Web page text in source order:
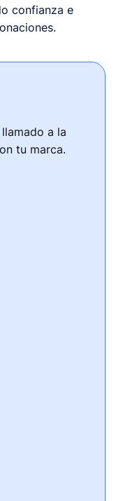
confianza e
a la
tu marca.